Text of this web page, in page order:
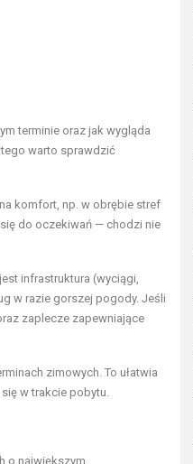
terminie oraz jak wygląda
warto sprawdzić
komfort, np. w obrębie stref
do oczekiwań — chodzi nie
infrastruktura (wyciągi,
w razie gorszej pogody. Jeśli
zaplecze zapewniające
zimowych. To ułatwia
w trakcie pobytu.
o największym